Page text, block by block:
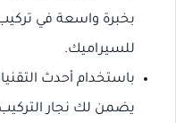
بخبرة واسعة في تركيب
للسيراميك.
باستخدام أحدث
يضمن لك نجار